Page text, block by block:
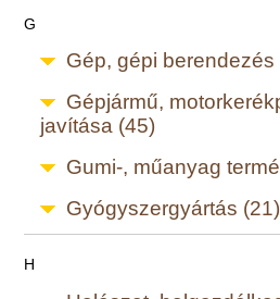
G
Gép, gépi
Gépjármű,
javítása (45)
Gumi-, műanyag
Gyógyszergyártás (21)
H